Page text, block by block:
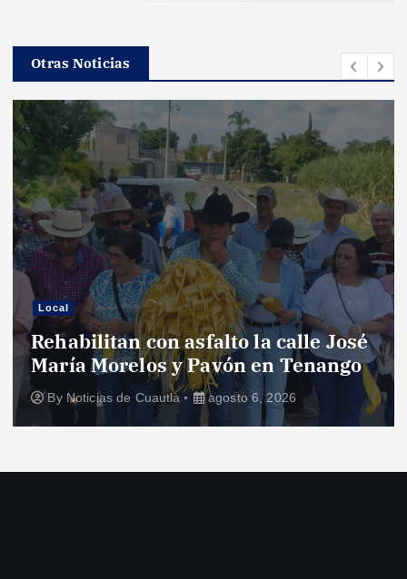
Otras Noticias
Local
Rehabilitan con asfalto la calle José
María Morelos y Pavón en Tenango
By Noticias de Cuautla agosto 6, 2026